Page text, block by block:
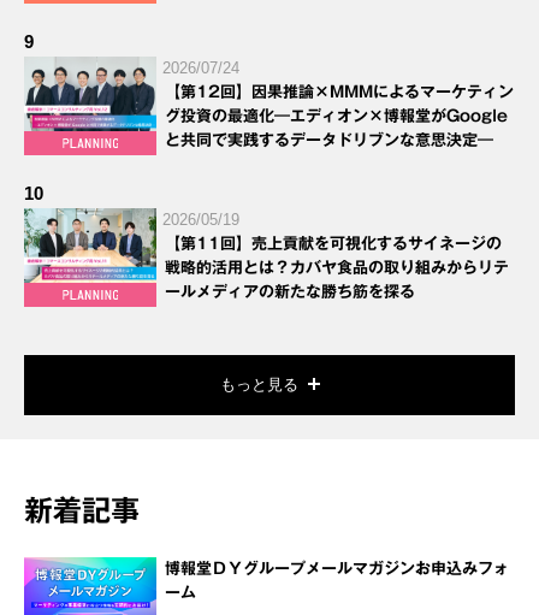
9
2026/07/24
【第12回】因果推論×MMMによるマーケティン
グ投資の最適化―エディオン×博報堂がGoogle
と共同で実践するデータドリブンな意思決定―
10
2026/05/19
【第11回】売上貢献を可視化するサイネージの
戦略的活用とは？カバヤ食品の取り組みからリテ
ールメディアの新たな勝ち筋を探る
もっと見る
新着記事
博報堂ＤＹグループメールマガジンお申込みフォ
ーム